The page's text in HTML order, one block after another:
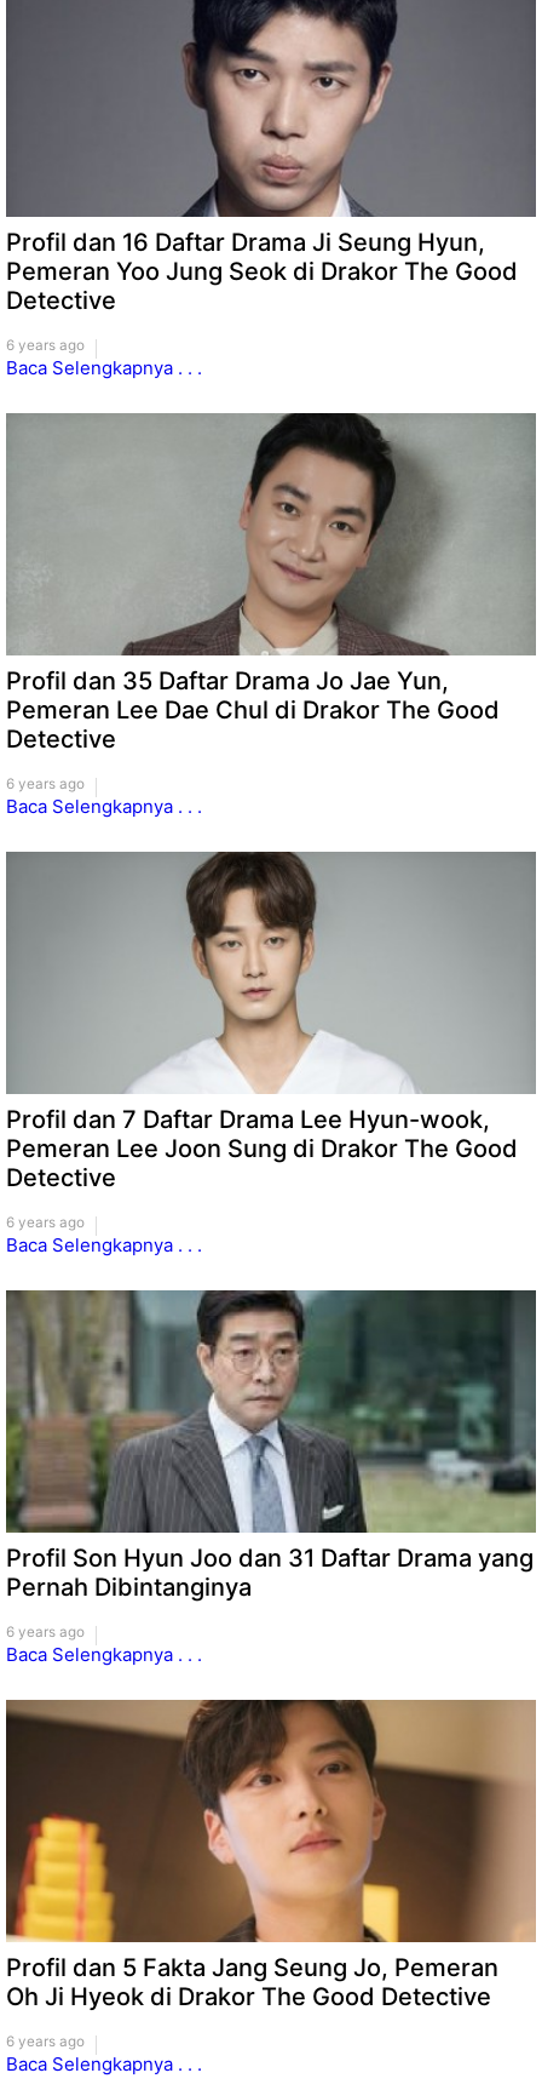
Profil dan 16 Daftar Drama Ji Seung Hyun,
Pemeran Yoo Jung Seok di Drakor The Good
Detective
6 years ago
Baca Selengkapnya . . .
Profil dan 35 Daftar Drama Jo Jae Yun,
Pemeran Lee Dae Chul di Drakor The Good
Detective
6 years ago
Baca Selengkapnya . . .
Profil dan 7 Daftar Drama Lee Hyun-wook,
Pemeran Lee Joon Sung di Drakor The Good
Detective
6 years ago
Baca Selengkapnya . . .
Profil Son Hyun Joo dan 31 Daftar Drama yang
Pernah Dibintanginya
6 years ago
Baca Selengkapnya . . .
Profil dan 5 Fakta Jang Seung Jo, Pemeran
Oh Ji Hyeok di Drakor The Good Detective
6 years ago
Baca Selengkapnya . . .